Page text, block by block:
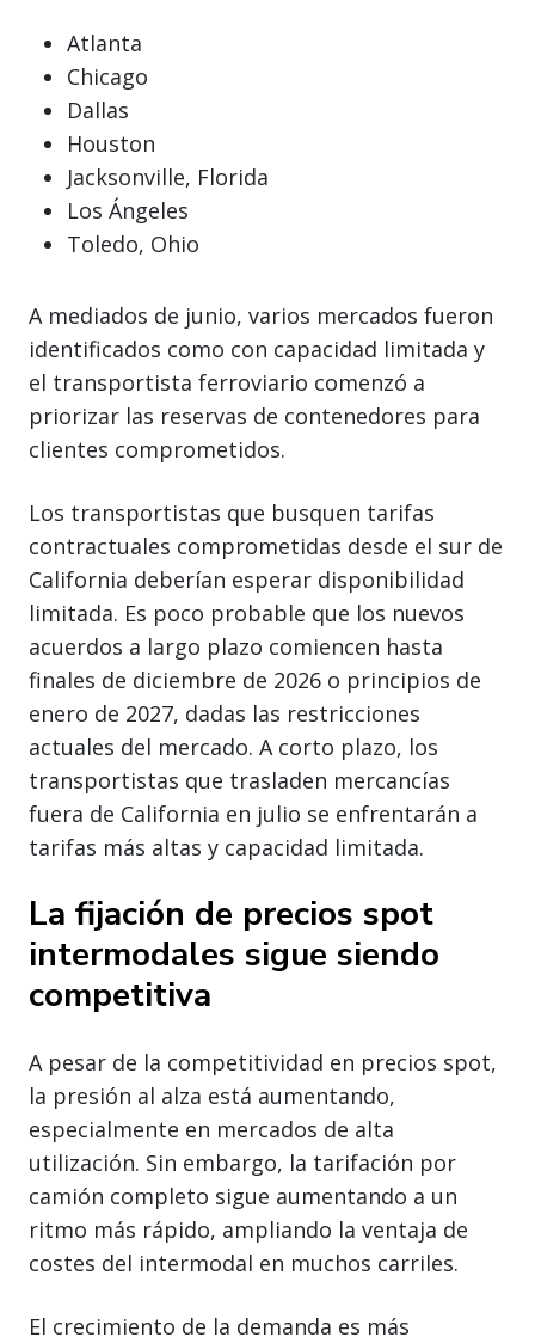
Atlanta
Chicago
Dallas
Houston
Jacksonville, Florida
Los Ángeles
Toledo, Ohio
A mediados de junio, varios mercados fueron
identificados como con capacidad limitada y
el transportista ferroviario comenzó a
priorizar las reservas de contenedores para
clientes comprometidos.
Los transportistas que busquen tarifas
contractuales comprometidas desde el sur de
California deberían esperar disponibilidad
limitada. Es poco probable que los nuevos
acuerdos a largo plazo comiencen hasta
finales de diciembre de 2026 o principios de
enero de 2027, dadas las restricciones
actuales del mercado. A corto plazo, los
transportistas que trasladen mercancías
fuera de California en julio se enfrentarán a
tarifas más altas y capacidad limitada.
La fijación de precios spot
intermodales sigue siendo
competitiva
A pesar de la competitividad en precios spot,
la presión al alza está aumentando,
especialmente en mercados de alta
utilización. Sin embargo, la tarifación por
camión completo sigue aumentando a un
ritmo más rápido, ampliando la ventaja de
costes del intermodal en muchos carriles.
El crecimiento de la demanda es más